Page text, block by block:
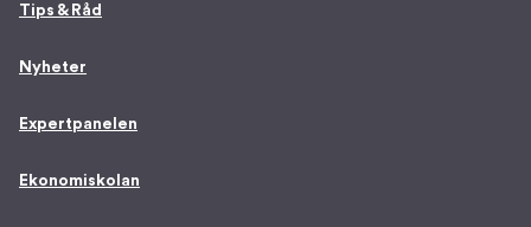
Tips & Råd
Nyheter
Expertpanelen
Ekonomiskolan